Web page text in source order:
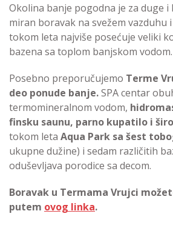
Okolina banje pogodna je za duge i
miran boravak na svežem vazduhu
tokom leta najviše posećuje veliki
bazena sa toplom banjskom vodom.
Posebno preporučujemo Terme
deo ponude banje.SPA centar
termomineralnom vodom,
finsku saunu, parno kupatilo i
tokom leta Aqua Park sa šest
ukupne dužine) i sedam različitih
oduševljava porodice sa decom.
Boravak u Termama Vrujci
putem ovog linka.